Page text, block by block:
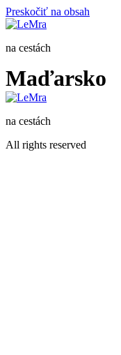
Preskočiť na obsah
na cestách
Maďarsko
na cestách
All rights reserved